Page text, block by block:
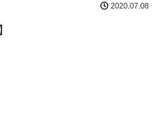
2020.07.08